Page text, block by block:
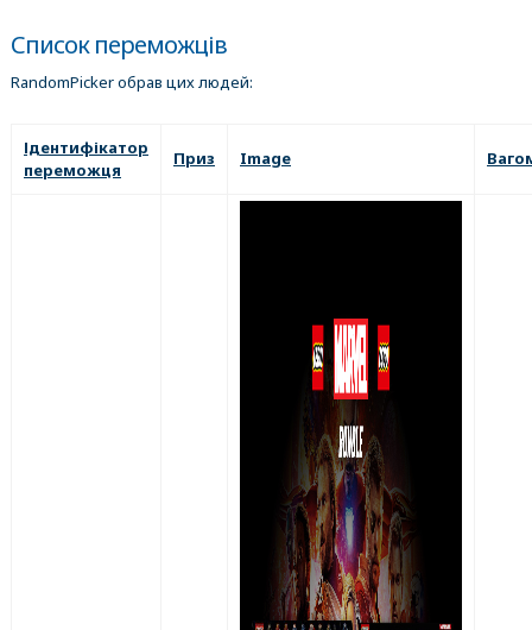
Список переможців
RandomPicker обрав цих людей:
Ідентифікатор
переможця
Приз Image